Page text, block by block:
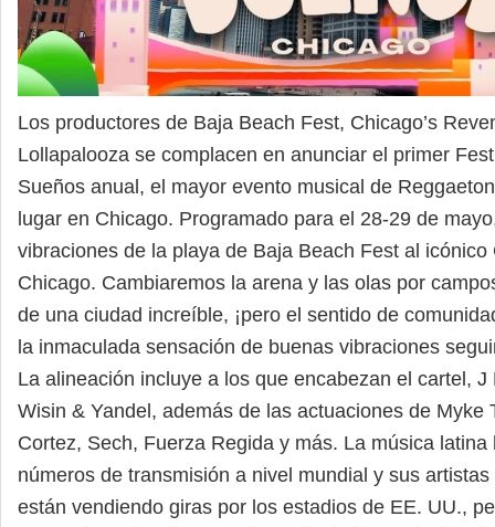
Los productores de Baja Beach Fest, Chicago’s
Lollapalooza se complacen en anunciar el primer
Sueños anual, el mayor evento musical de
lugar en Chicago. Programado para el 28-29 de
vibraciones de la playa de Baja Beach Fest al icónico
Chicago. Cambiaremos la arena y las olas por
de una ciudad increíble, ¡pero el sentido de
la inmaculada sensación de buenas vibraciones
La alineación incluye a los que encabezan el cartel, J
Wisin & Yandel, además de las actuaciones de Myke
Cortez, Sech, Fuerza Regida y más. La música latina
números de transmisión a nivel mundial y sus
están vendiendo giras por los estadios de EE. UU.,